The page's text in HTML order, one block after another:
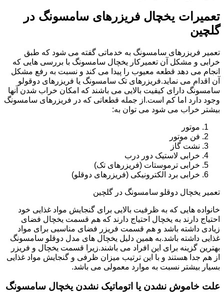
تعمیرات یخچال فریزرهای سامسونگ در
گلچین
تعمیر فریزرهای سامسونگ به خدماتی گفته می شود که طبق
خرابی و مشکل آن تعمیرکار یخچال سامسونگ با بررسی هایی که
انجام می دهد قطعه معیوب را پیدا می کند و نسبت به رفع مشکل
آن اقدام می نماید.فریزرهای تک سامسونگ یا فریزرهای دوقولو
سامسونگ دارای کیفیت بالایی می باشند که امکان خراب شدن آنها
وجود دارد اما کم است.از جمله قطعاتی که در فریزرهای سامسونگ
بیشتر خراب می شود می توان به:
موتور
فن موتور
نشت گاز
خرابی لاستیک دور درب
خرابی ترموستات (فریزرهای تک)
خرابی برد الکترونیکی (فریزرهای دوقلو)
تعمیر یخچال دوقلو سامسونگ در گلچین
خانواده هایی که به ظرفیت بالایی برای گنجایش مواد غذایی خود
احتیاج دارند به یخچال احتیاج دارند که هم قسمت یخچال فضای
زیادی داشته باشد و هم قسمت فریزر فضای مناسبی برای مواد
غذایی داشته باشد.به همین دلیل یخچال های مدل دوقلو سامسونگ
بهترین گزینه برای این افراد می باشند.زیرا قسمت یخچال و فریزر
از هم جدا هستند و با این ترتیب میزان ظرفی و گنجایش مواد غذایی
بسیار بیشتر نسبت به موارد معمولی می باشد.
علت خاموش نشدن یا اتوماتیک نشدن یخچال سامسونگ